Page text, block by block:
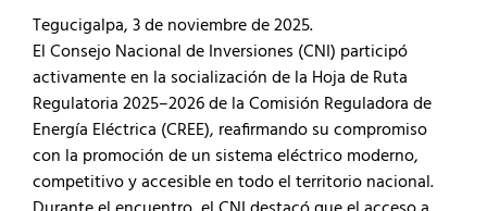
Tegucigalpa, 3 de noviembre de 2025.
El Consejo Nacional de Inversiones (CNI) participó
activamente en la socialización de la Hoja de Ruta
Regulatoria 2025–2026 de la Comisión Reguladora de
Energía Eléctrica (CREE), reafirmando su compromiso
con la promoción de un sistema eléctrico moderno,
competitivo y accesible en todo el territorio nacional.